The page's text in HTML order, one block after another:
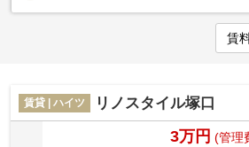
賃貸 | ハイツ リノスタイル塚口
3万円 (管理